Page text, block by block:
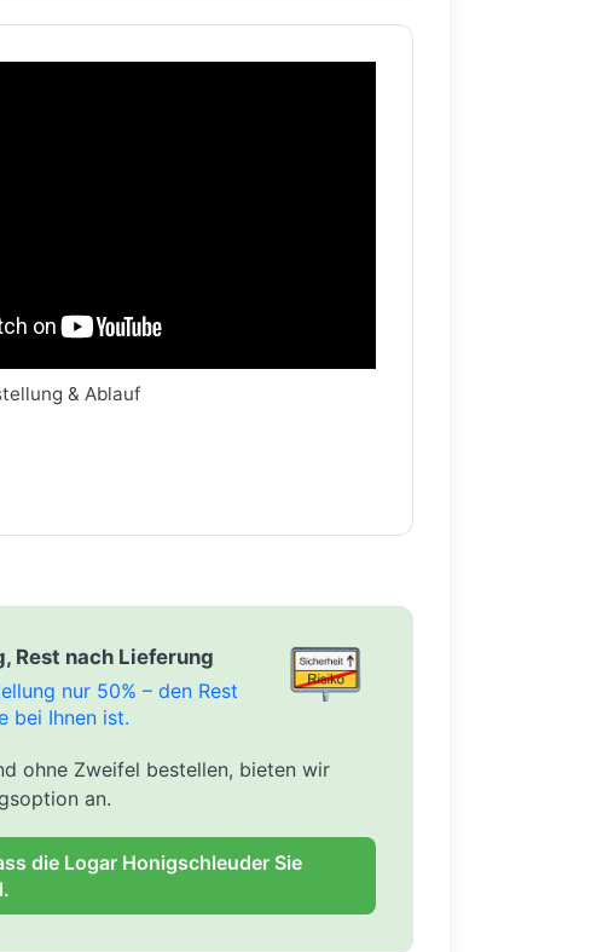
& Ablauf
Rest nach Lieferung
nur 50% – den Rest
bei Ihnen ist.
ohne Zweifel bestellen, bieten wir
an.
die Logar Honigschleuder Sie